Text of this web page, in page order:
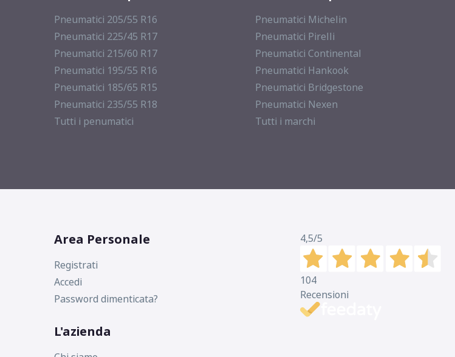
Pneumatici 205/55 R16
Pneumatici 225/45 R17
Pneumatici 215/60 R17
Pneumatici 195/55 R16
Pneumatici 185/65 R15
Pneumatici 235/55 R18
Tutti i penumatici
Pneumatici Michelin
Pneumatici Pirelli
Pneumatici Continental
Pneumatici Hankook
Pneumatici Bridgestone
Pneumatici Nexen
Tutti i marchi
Area Personale
Registrati
Accedi
Password dimenticata?
L'azienda
4,5/5
104
Recensioni